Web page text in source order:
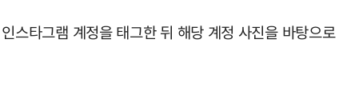
스타그램 계정을 태그한 뒤 해당 계정 사진을 바탕으